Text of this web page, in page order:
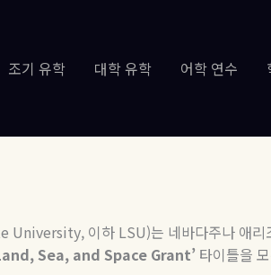
조기 유학 대학 유학 어학 연수
University, 이하 LSU)는 네바다주나 애리
Sea, and Space Grant’ 타이틀을